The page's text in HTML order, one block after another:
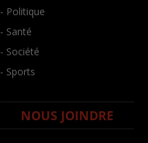
- Politique
- Santé
- Société
- Sports
NOUS JOINDRE